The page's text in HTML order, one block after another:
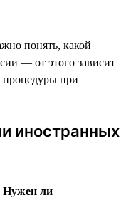
понять, какой
— от этого зависит
при
иностранных
Нужен ли